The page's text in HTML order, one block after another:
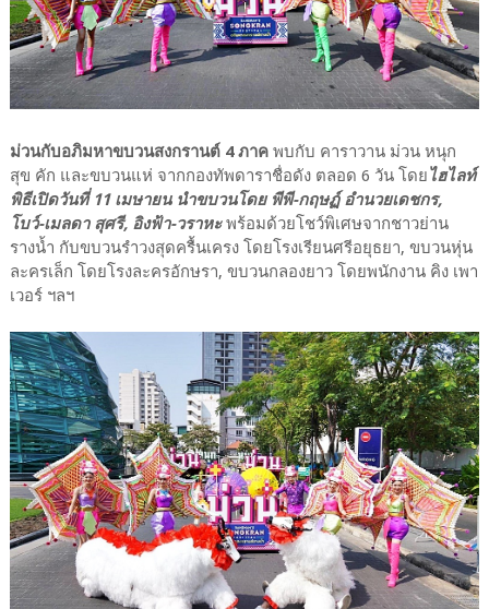
ม่วนกับอภิมหาขบวนสงกรานต์ 4 ภาคพบกับ คาราวาน ม่วน หนุก
สุข คัก และขบวนแห่ จากกองทัพดาราชื่อดัง ตลอด 6 วัน โดยไฮไลท์
พิธีเปิดวันที่ 11 เมษายน นำขบวนโดย พีพี-กฤษฏ์ อำนวยเดชกร,
โบว์-เมลดา สุศรี, อิงฟ้า-วราหะพร้อมด้วยโชว์พิเศษจากชาวย่าน
รางน้ำ กับขบวนรำวงสุดครื้นเครง โดยโรงเรียนศรีอยุธยา, ขบวนหุ่น
ละครเล็ก โดยโรงละครอักษรา, ขบวนกลองยาว โดยพนักงาน คิง เพา
เวอร์ ฯลฯ